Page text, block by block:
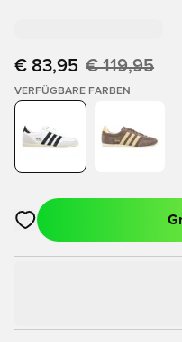
€ 83,95 € 119,95
VERFÜGBARE FARBEN
Öffnet ein Fenster zum